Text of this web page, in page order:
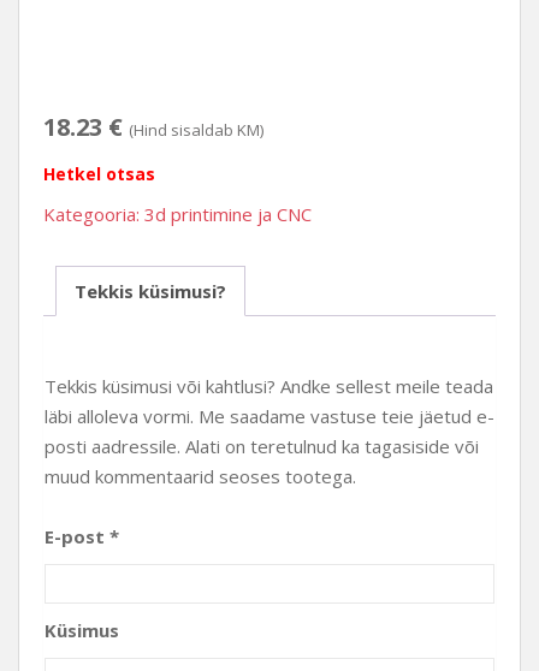
18.23 € (Hind sisaldab KM)
Hetkel otsas
Kategooria: 3d printimine ja CNC
Tekkis küsimusi?
Tekkis küsimusi või kahtlusi? Andke sellest meile teada
läbi alloleva vormi. Me saadame vastuse teie jäetud e-
posti aadressile. Alati on teretulnud ka tagasiside või
muud kommentaarid seoses tootega.
E-post *
Küsimus